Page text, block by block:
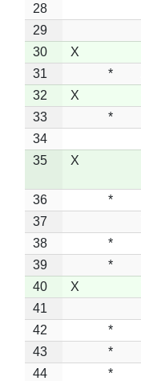
28
29
30
X
31
*
32
X
33
*
34
35
X
36 *
37
38
*
39
*
40
X
41
42
*
43
*
44
*